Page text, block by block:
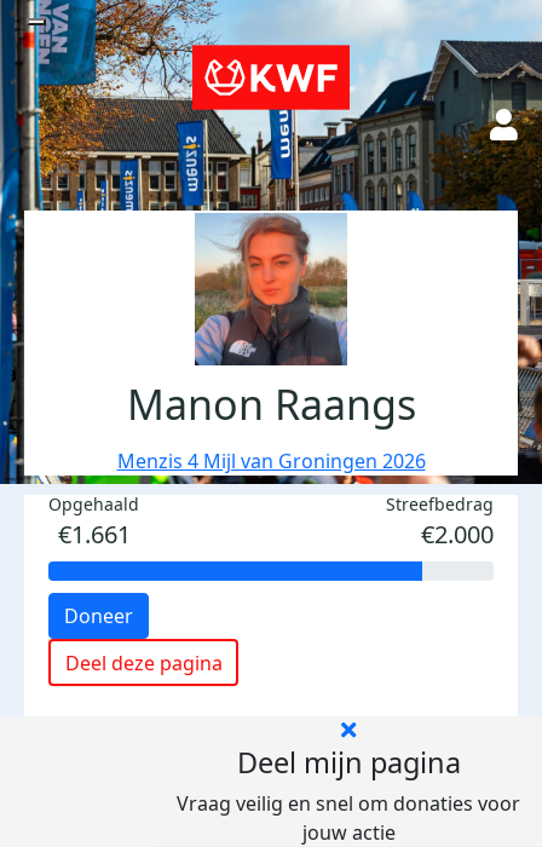
Manon Raangs
Menzis 4 Mijl van Groningen 2026
Opgehaald
€1.661
Streefbedrag
€2.000
Doneer
Deel deze pagina
Deel mijn pagina
Vraag veilig en snel om donaties voor
jouw actie